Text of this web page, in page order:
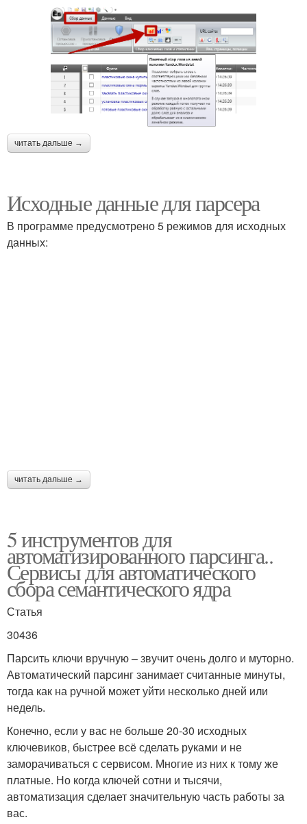
читать дальше →
Исходные данные для парсера
В программе предусмотрено 5 режимов для исходных
данных:
читать дальше →
5 инструментов для
автоматизированного парсинга..
Сервисы для автоматического
сбора семантического ядра
Статья
30436
Парсить ключи вручную – звучит очень долго и муторно.
Автоматический парсинг занимает считанные минуты,
тогда как на ручной может уйти несколько дней или
недель.
Конечно, если у вас не больше 20-30 исходных
ключевиков, быстрее всё сделать руками и не
заморачиваться с сервисом. Многие из них к тому же
платные. Но когда ключей сотни и тысячи,
автоматизация сделает значительную часть работы за
вас.